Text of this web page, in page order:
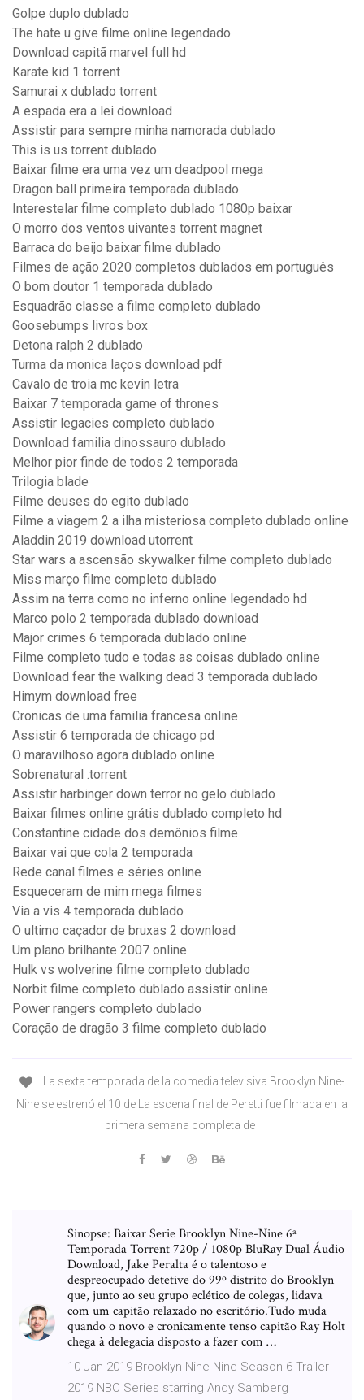
Golpe duplo dublado
The hate u give filme online legendado
Download capitã marvel full hd
Karate kid 1 torrent
Samurai x dublado torrent
A espada era a lei download
Assistir para sempre minha namorada dublado
This is us torrent dublado
Baixar filme era uma vez um deadpool mega
Dragon ball primeira temporada dublado
Interestelar filme completo dublado 1080p baixar
O morro dos ventos uivantes torrent magnet
Barraca do beijo baixar filme dublado
Filmes de ação 2020 completos dublados em português
O bom doutor 1 temporada dublado
Esquadrão classe a filme completo dublado
Goosebumps livros box
Detona ralph 2 dublado
Turma da monica laços download pdf
Cavalo de troia mc kevin letra
Baixar 7 temporada game of thrones
Assistir legacies completo dublado
Download familia dinossauro dublado
Melhor pior finde de todos 2 temporada
Trilogia blade
Filme deuses do egito dublado
Filme a viagem 2 a ilha misteriosa completo dublado online
Aladdin 2019 download utorrent
Star wars a ascensão skywalker filme completo dublado
Miss março filme completo dublado
Assim na terra como no inferno online legendado hd
Marco polo 2 temporada dublado download
Major crimes 6 temporada dublado online
Filme completo tudo e todas as coisas dublado online
Download fear the walking dead 3 temporada dublado
Himym download free
Cronicas de uma familia francesa online
Assistir 6 temporada de chicago pd
O maravilhoso agora dublado online
Sobrenatural .torrent
Assistir harbinger down terror no gelo dublado
Baixar filmes online grátis dublado completo hd
Constantine cidade dos demônios filme
Baixar vai que cola 2 temporada
Rede canal filmes e séries online
Esqueceram de mim mega filmes
Via a vis 4 temporada dublado
O ultimo caçador de bruxas 2 download
Um plano brilhante 2007 online
Hulk vs wolverine filme completo dublado
Norbit filme completo dublado assistir online
Power rangers completo dublado
Coração de dragão 3 filme completo dublado
La sexta temporada de la comedia televisiva Brooklyn Nine-
Nine se estrenó el 10 de La escena final de Peretti fue filmada en la
primera semana completa de
Sinopse: Baixar Serie Brooklyn Nine-Nine 6ª
Temporada Torrent 720p / 1080p BluRay Dual Áudio
Download, Jake Peralta é o talentoso e
despreocupado detetive do 99º distrito do Brooklyn
que, junto ao seu grupo eclético de colegas, lidava
com um capitão relaxado no escritório.Tudo muda
quando o novo e cronicamente tenso capitão Ray Holt
chega à delegacia disposto a fazer com …
10 Jan 2019 Brooklyn Nine-Nine Season 6 Trailer -
2019 NBC Series starring Andy Samberg